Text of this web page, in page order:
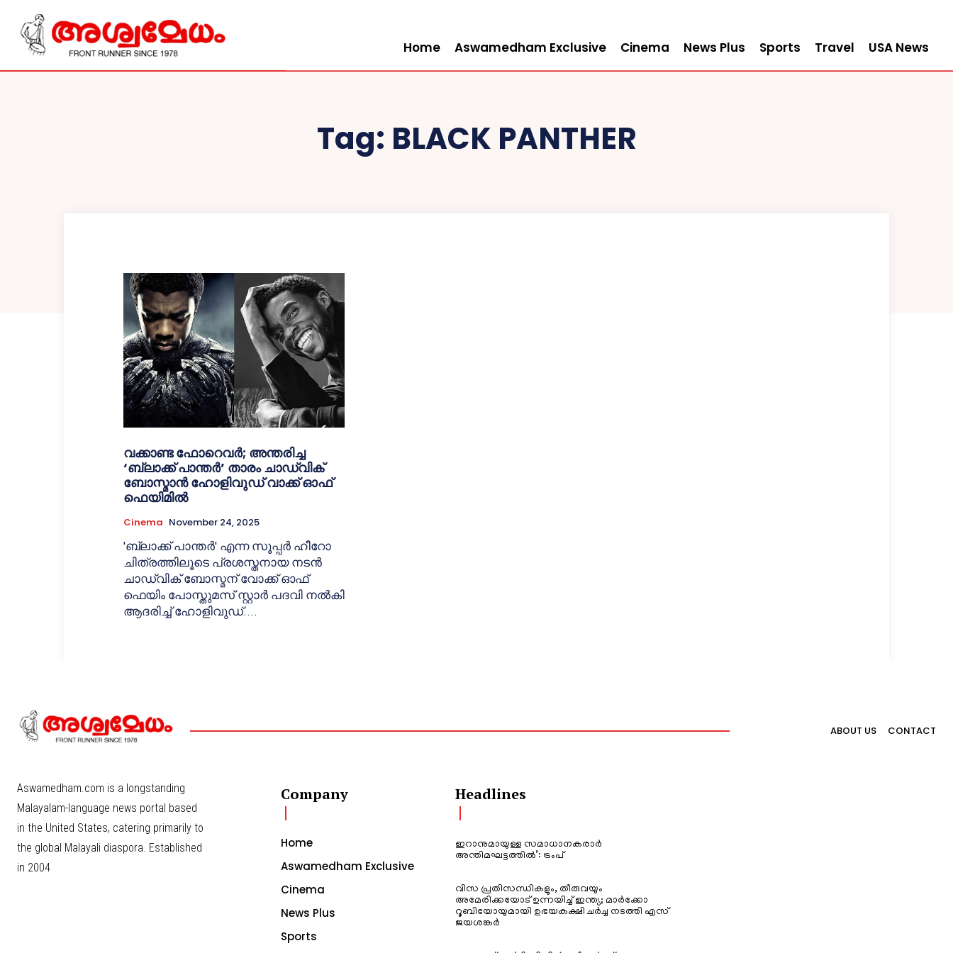
Home Aswamedham Exclusive Cinema News Plus Sports Travel USA News
Tag: BLACK PANTHER
വക്കാണ്ട ഫോറെവർ; അന്തരിച്ച
‘ബ്ലാക്ക് പാന്തർ’ താരം ചാഡ്‌വിക്
ബോസ്മാൻ ഹോളിവുഡ് വാക്ക് ഓഫ്
ഫെയിമിൽ
Cinema November 24, 2025
'ബ്ലാക്ക് പാന്തർ' എന്ന സൂപ്പർ ഹീറോ
ചിത്രത്തിലൂടെ പ്രശസ്തനായ നടൻ
ചാഡ്‌വിക് ബോസ്മന് വോക്ക് ഓഫ്
ഫെയിം പോസ്തുമസ് സ്റ്റാർ പദവി നൽകി
ആദരിച്ച് ഹോളിവുഡ്....
ABOUT US CONTACT
Aswamedham.com is a longstanding
Malayalam-language news portal based
in the United States, catering primarily to
the global Malayali diaspora. Established
in 2004
Company
Home
Aswamedham Exclusive
Cinema
News Plus
Sports
Headlines
ഇറാനുമായുള്ള സമാധാനകരാർ
അന്തിമഘട്ടത്തിൽ‌’: ട്രംപ്
വിസ പ്രതിസന്ധികളും, തീരുവയും
അമേരിക്കയോട് ഉന്നയിച്ച് ഇന്ത്യ; മാർക്കോ
റൂബിയോയുമായി ഉഭയകക്ഷി ചർച്ച നടത്തി എസ്
ജയശങ്കർ